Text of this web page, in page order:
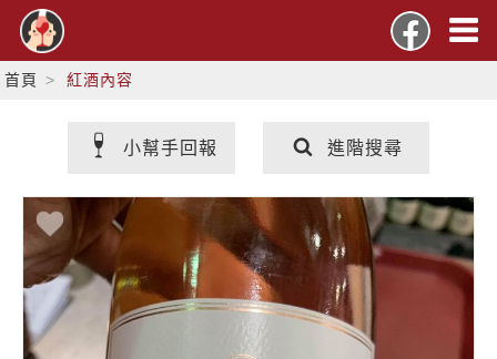
首頁 紅酒內容
小幫手回報 進階搜尋